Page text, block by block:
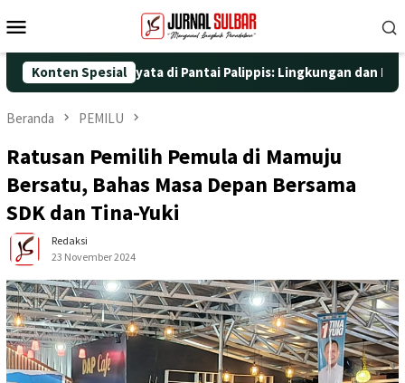
ke
Mobile
Konten Spesial
Aksi Nyata di Pantai Palippis: Lingkungan dan Kesehatan
Beranda PEMILU
Ratusan Pemilih Pemula di Mamuju
Bersatu, Bahas Masa Depan Bersama
SDK dan Tina-Yuki
Redaksi
23 November 2024